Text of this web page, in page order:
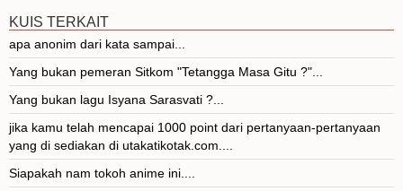
KUIS TERKAIT
apa anonim dari kata sampai...
Yang bukan pemeran Sitkom "Tetangga Masa Gitu ?"...
Yang bukan lagu Isyana Sarasvati ?...
jika kamu telah mencapai 1000 point dari pertanyaan-pertanyaan
yang di sediakan di utakatikotak.com....
Siapakah nam tokoh anime ini....